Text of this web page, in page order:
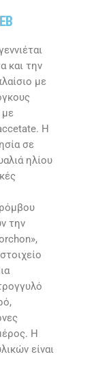
και την
με
με
Η
σε
ηλίου
την
Η
είναι